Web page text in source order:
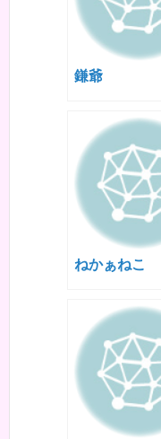
鎌爺
ねかぁねこ